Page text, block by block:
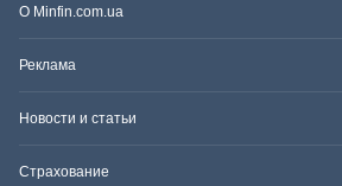
О Minfin.com.ua
Реклама
Новости и статьи
Страхование